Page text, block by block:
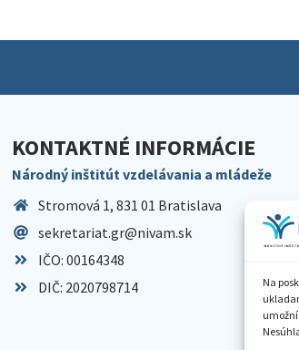
Na
KONTAKTNÉ INFORMÁCIE
Národný inštitút vzdelávania a mládeže
Stromová 1, 831 01 Bratislava
sekretariat.gr@nivam.sk
IČO: 00164348
DIČ: 2020798714